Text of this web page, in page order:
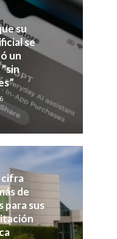
su
se
un
cifra
de
para sus